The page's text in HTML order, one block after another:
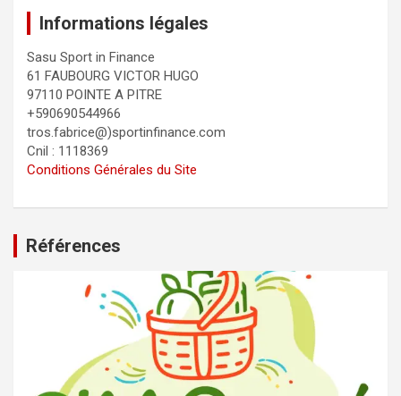
Informations légales
Sasu Sport in Finance
61 FAUBOURG VICTOR HUGO
97110 POINTE A PITRE
+590690544966
tros.fabrice@)sportinfinance.com
Cnil : 1118369
Conditions Générales du Site
Références